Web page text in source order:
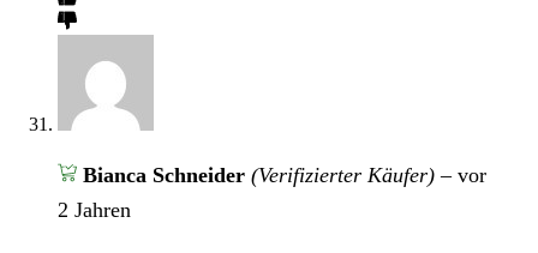
Bianca Schneider (Verifizierter Käufer) – vor
2 Jahren